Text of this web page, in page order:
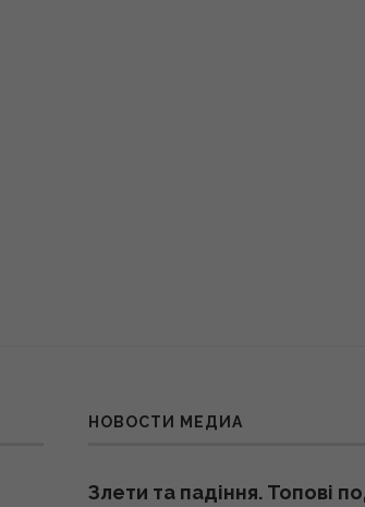
НОВОСТИ МЕДИА
Злети та падіння. Топові